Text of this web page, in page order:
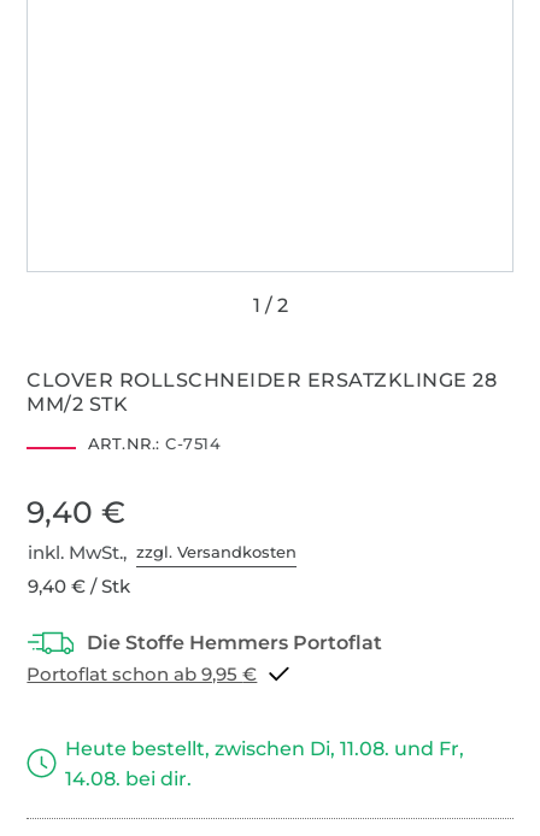
CLOVER ROLLSCHNEIDER ERSATZKLINGE 28
MM/2 STK
ART.NR.: C-7514
9,40 €
inkl. MwSt.,zzgl. Versandkosten
9,40 € / Stk
Portoflat schon ab 9,95 €
Heute bestellt, zwischen Di, 11.08. und Fr,
14.08. bei dir.